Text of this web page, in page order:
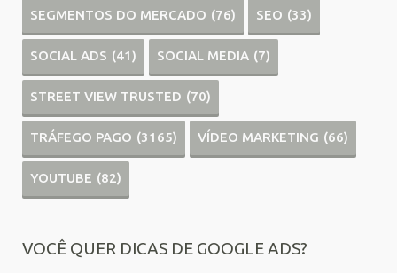
SEGMENTOS DO MERCADO (76) SEO (33)
SOCIAL ADS (41) SOCIAL MEDIA (7)
STREET VIEW TRUSTED (70)
TRÁFEGO PAGO (3165) VÍDEO MARKETING (66)
YOUTUBE (82)
VOCÊ QUER DICAS DE GOOGLE ADS?